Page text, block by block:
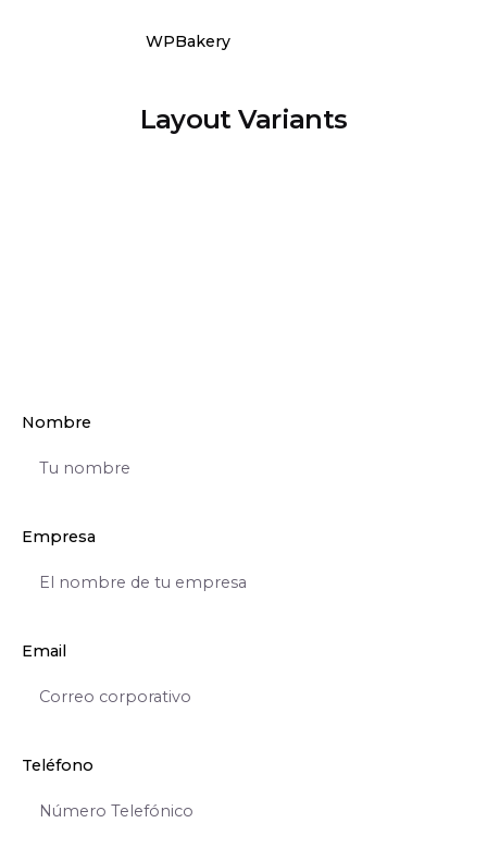
WPBakery
Layout Variants
Nombre
Empresa
Email
Teléfono